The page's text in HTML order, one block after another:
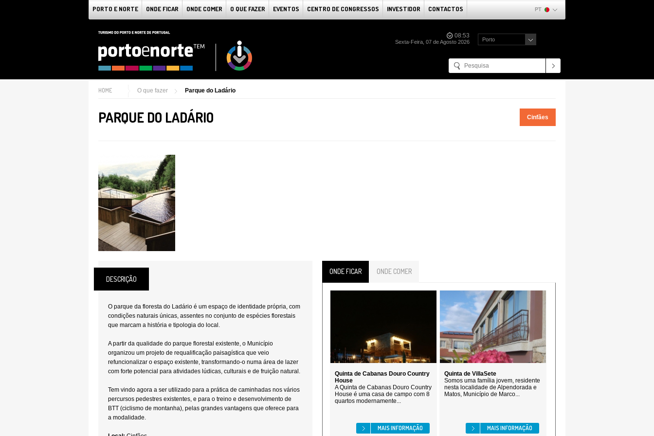
PORTO E NORTE ONDE FICAR ONDE COMER O QUE FAZER EVENTOS CENTRO DE CONGRESSOS INVESTIDOR CONTACTOS PT
08:53
Sexta-Feira, 07 de Agosto 2026 Porto
HOME O que fazer Parque do Ladário
PARQUE DO LADÁRIO Cinfães
DESCRIÇÃO
O parque da floresta do Ladário é um espaço de identidade própria, com
condições naturais únicas, assentes no conjunto de espécies florestais
que marcam a história e tipologia do local.
A partir da qualidade do parque florestal existente, o Município
organizou um projeto de requalificação paisagística que veio
refuncionalizar o espaço existente, transformando-o numa área de lazer
com forte potencial para atividades lúdicas, culturais e de fruição natural.
Tem vindo agora a ser utilizado para a prática de caminhadas nos vários
percursos pedestres existentes, e para o treino e desenvolvimento de
BTT (ciclismo de montanha), pelas grandes vantagens que oferece para
a modalidade.
ONDE FICAR ONDE COMER
Quinta de Cabanas Douro Country
House
A Quinta de Cabanas Douro Country
House é uma casa de campo com 8
quartos modernamente...
MAIS INFORMAÇÃO
Quinta de VillaSete
Somos uma família jovem, residente
nesta localidade de Alpendorada e
Matos, Município de Marco...
MAIS INFORMAÇÃO